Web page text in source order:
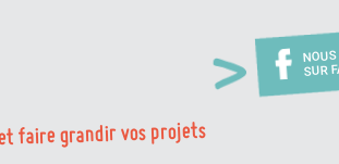
SUR
faire grandir vos projets